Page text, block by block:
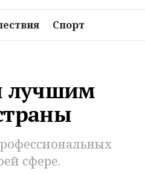
Спорт
лучшим
сфере.